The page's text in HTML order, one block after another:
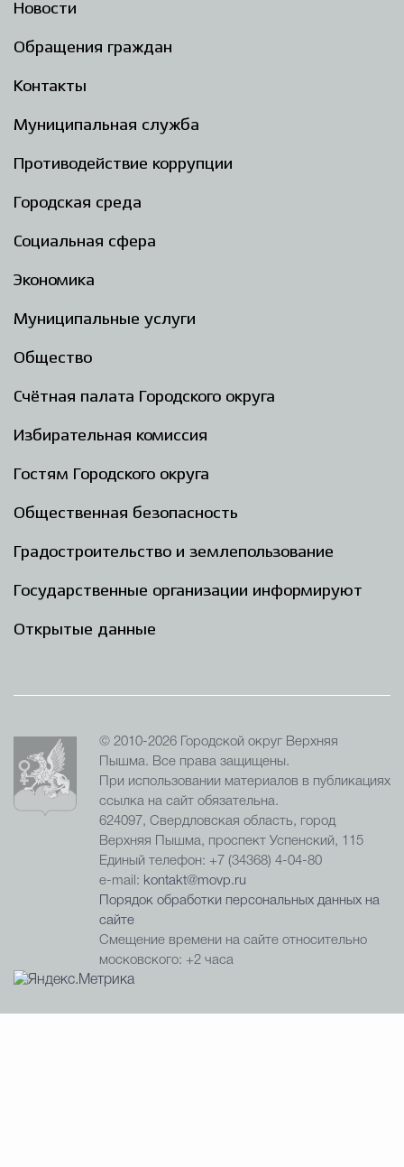
Новости
Обращения граждан
Контакты
Муниципальная служба
Противодействие коррупции
Городская среда
Социальная сфера
Экономика
Муниципальные услуги
Общество
Счётная палата Городского округа
Избирательная комиссия
Гостям Городского округа
Общественная безопасность
Градостроительство и землепользование
Государственные организации информируют
Открытые данные
© 2010-2026 Городской округ Верхняя
Пышма. Все права защищены.
При использовании материалов в публикациях
ссылка на сайт обязательна.
624097, Свердловская область, город
Верхняя Пышма, проспект Успенский, 115
Единый телефон: +7 (34368) 4-04-80
e-mail: kontakt@movp.ru
Порядок обработки персональных данных на
сайте
Смещение времени на сайте относительно
московского: +2 часа